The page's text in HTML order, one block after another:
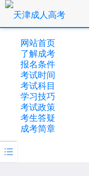
网站首页
了解成考
报名条件
考试时间
考试科目
学习技巧
考试政策
考生答疑
成考简章
